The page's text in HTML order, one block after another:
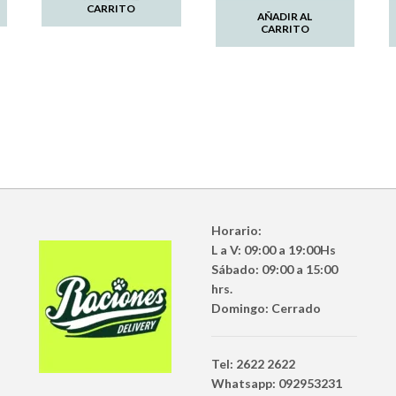
CARRITO
AÑADIR AL
CARRITO
Horario:
L a V: 09:00 a 19:00Hs
Sábado: 09:00 a 15:00
hrs.
Domingo: Cerrado
Tel: 2622 2622
Whatsapp: 092953231